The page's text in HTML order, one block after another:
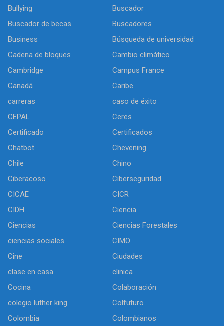
Bullying
Buscador
Buscador de becas
Buscadores
Business
Búsqueda de universidad
Cadena de bloques
Cambio climático
Cambridge
Campus France
Canadá
Caribe
carreras
caso de éxito
CEPAL
Ceres
Certificado
Certificados
Chatbot
Chevening
Chile
Chino
Ciberacoso
Ciberseguridad
CICAE
CICR
CIDH
Ciencia
Ciencias
Ciencias Forestales
ciencias sociales
CIMO
Cine
Ciudades
clase en casa
clinica
Cocina
Colaboración
colegio luther king
Colfuturo
Colombia
Colombianos